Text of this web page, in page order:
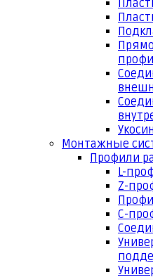
Монтажные
Профили
L-
Z-
С-